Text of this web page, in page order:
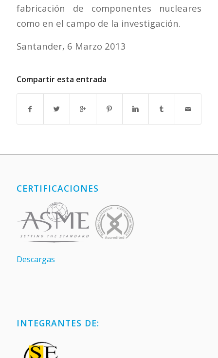
fabricación de componentes nucleares
como en el campo de la investigación.
Santander, 6 Marzo 2013
Compartir esta entrada
CERTIFICACIONES
Descargas
INTEGRANTES DE: